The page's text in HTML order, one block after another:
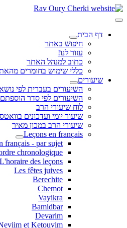
דף הבית
חיפוש באתר
עזור לנו!
כתוב למנהל האתר
כללי שימוש בחומרים
שיעורים
השיעורים בעברית לפי נושא
השיעורים לפי סדר
לוח שיעורי הרב
שיעור יומי ועדכונים
שיעורי הרב במכון מאיר
Leçons en français
français - par sujet
chronologique
L'horaire des leçons
Les fêtes juives
Berechite
Chemot
Vayikra
Bamidbar
Devarim
et Ketouvim